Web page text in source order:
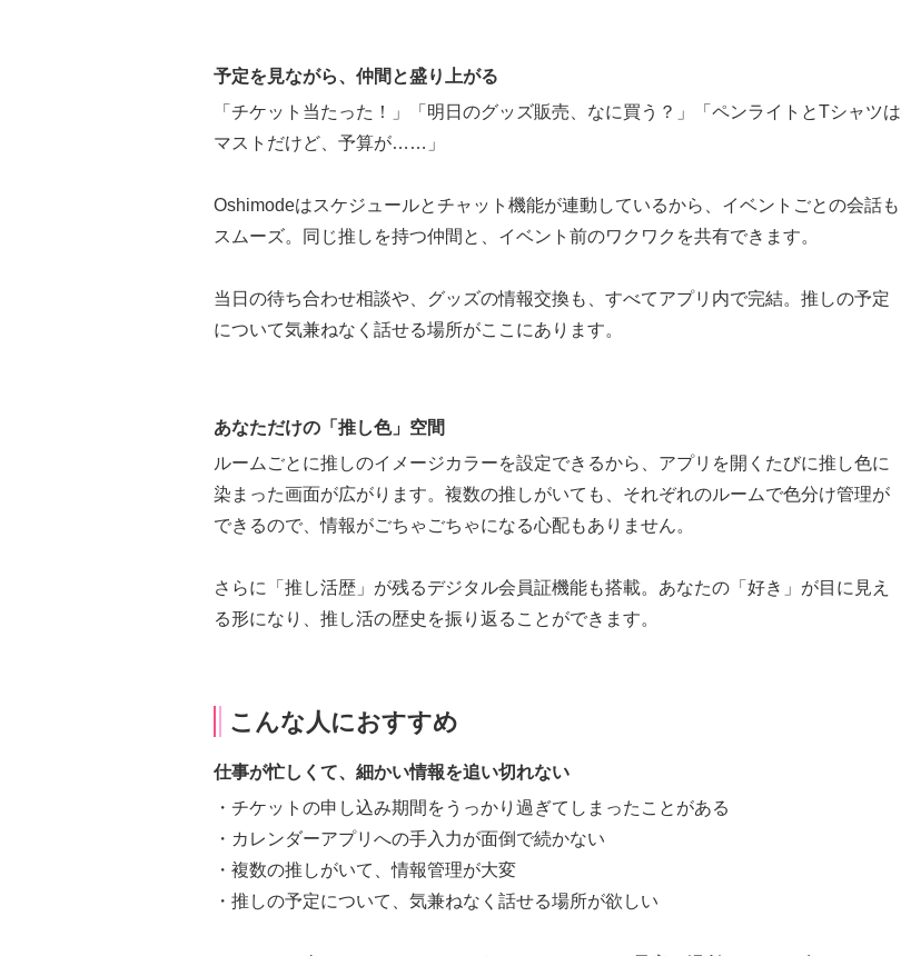
予定を見ながら、仲間と盛り上がる
「チケット当たった！」「明日のグッズ販売、なに買う？」「ペンライトとTシャツは
マストだけど、予算が……」
Oshimodeはスケジュールとチャット機能が連動しているから、イベントごとの会話も
スムーズ。同じ推しを持つ仲間と、イベント前のワクワクを共有できます。
当日の待ち合わせ相談や、グッズの情報交換も、すべてアプリ内で完結。推しの予定
について気兼ねなく話せる場所がここにあります。
あなただけの「推し色」空間
ルームごとに推しのイメージカラーを設定できるから、アプリを開くたびに推し色に
染まった画面が広がります。複数の推しがいても、それぞれのルームで色分け管理が
できるので、情報がごちゃごちゃになる心配もありません。
さらに「推し活歴」が残るデジタル会員証機能も搭載。あなたの「好き」が目に見え
る形になり、推し活の歴史を振り返ることができます。
こんな人におすすめ
仕事が忙しくて、細かい情報を追い切れない
・チケットの申し込み期間をうっかり過ぎてしまったことがある
・カレンダーアプリへの手入力が面倒で続かない
・複数の推しがいて、情報管理が大変
・推しの予定について、気兼ねなく話せる場所が欲しい